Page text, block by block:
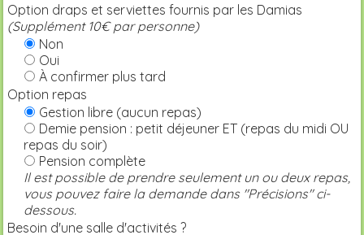
Option draps et serviettes fournis par les Damias
(Supplément 10€ par personne)
Non
Oui
À confirmer plus tard
Option repas
Gestion libre (aucun repas)
Demie pension : petit déjeuner ET (repas du midi OU
repas du soir)
Pension complète
Il est possible de prendre seulement un ou deux repas,
vous pouvez faire la demande dans "Précisions" ci-
dessous.
Besoin d'une salle d'activités ?